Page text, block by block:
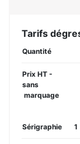
Tarifs
Quantité
Prix HT -
sans
marquage
Sérigraphie 1